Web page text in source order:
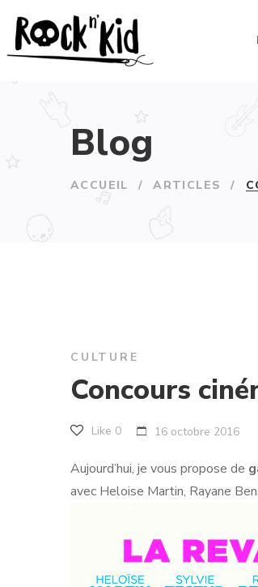
Blog
ACCUEIL / ARTICLES /
CULTURE
Concours
Like 0 16 octobre 2016
Aujourd’hui, je vous propose de
avec Heloise Martin, Rayane